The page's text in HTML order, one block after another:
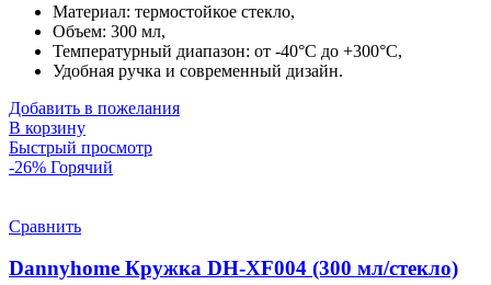
Материал: термостойкое стекло,
Объем: 300 мл,
Температурный диапазон: от -40°C до +300°C,
Удобная ручка и современный дизайн.
Добавить в пожелания
В корзину
Быстрый просмотр
-26% Горячий
Сравнить
Dannyhome Кружка DH-XF004 (300 мл/стекло)